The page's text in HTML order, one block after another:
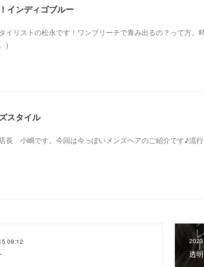
インディゴブルー
イリストの松永です！ワンブリーチで青み出るの？って方。
)
スタイル
長 小嶋です。今回は今っぽいメンズヘアのご紹介です♪流
09:12
透